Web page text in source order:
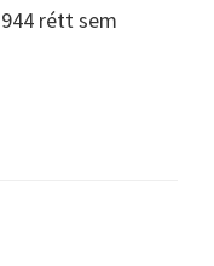
rétt sem